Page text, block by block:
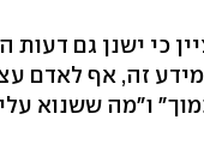
כי ישנן גם דעות
זה, אף לאדם
ו"מה ששנוא